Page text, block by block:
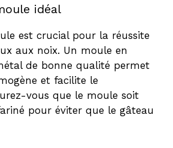
idéal
est crucial pour la réussite
aux noix. Un moule en
de bonne qualité permet
et facilite le
vous que le moule soit
pour éviter que le gâteau